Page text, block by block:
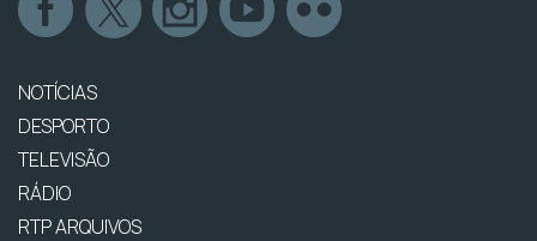
NOTÍCIAS
DESPORTO
TELEVISÃO
RÁDIO
RTP ARQUIVOS